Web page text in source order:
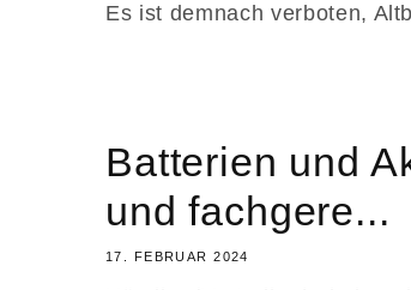
Es ist demnach verboten,
Batterien und
und fachgere...
17. FEBRUAR 2024